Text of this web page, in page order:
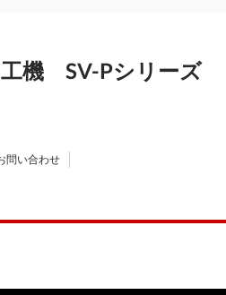
機 SV-Pシリーズ
問い合わせ